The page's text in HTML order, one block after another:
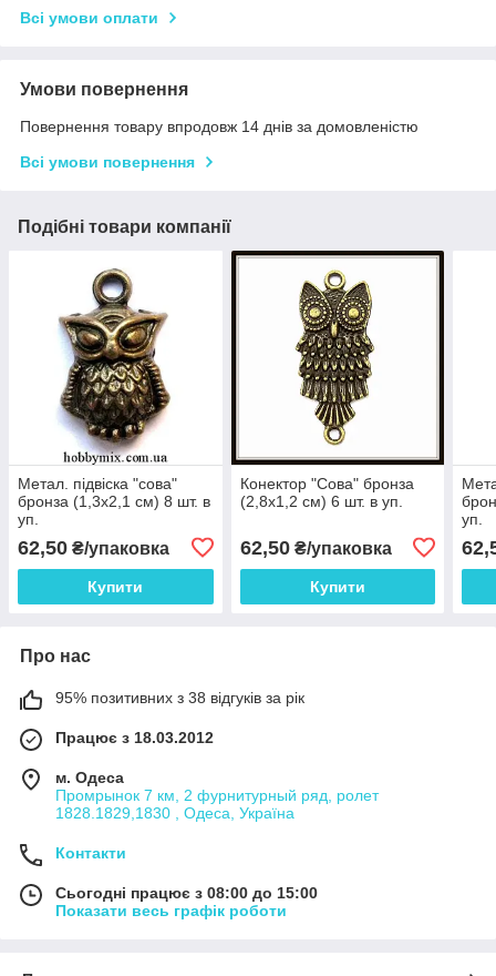
Всі умови оплати
Умови повернення
Повернення товару впродовж 14 днів за домовленістю
Всі умови повернення
Подібні товари компанії
Метал. підвіска "сова"
бронза (1,3х2,1 см) 8 шт. в
уп.
62,50 ₴/упаковка
Купити
Конектор "Сова" бронза
(2,8х1,2 см) 6 шт. в уп.
62,50₴/упаковка
Купити
уп.
Про нас
95% позитивних з 38 відгуків за рік
Працює з 18.03.2012
м. Одеса
Промрынок 7 км, 2 фурнитурный ряд, ролет
1828.1829,1830 , Одеса, Україна
Контакти
Сьогодні працює з 08:00 до 15:00
Показати весь графік роботи